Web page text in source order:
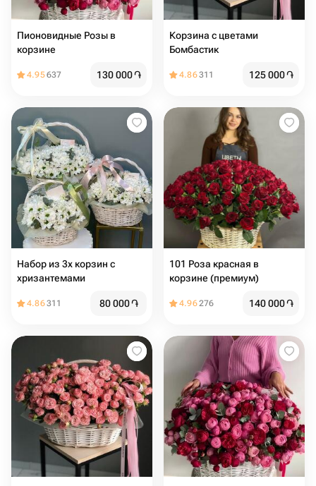
Пионовидные Розы в
корзине
4.95637 130 000֏
Корзина с цветами
Бомбастик
4.86311 125 000֏
Набор из 3х корзин с
хризантемами
4.86311 80 000֏
101 Роза красная в
корзине (премиум)
4.96276 140 000֏